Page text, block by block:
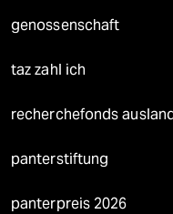
genossenschaft
taz zahl ich
recherchefonds ausland
panterstiftung
panterpreis 2026